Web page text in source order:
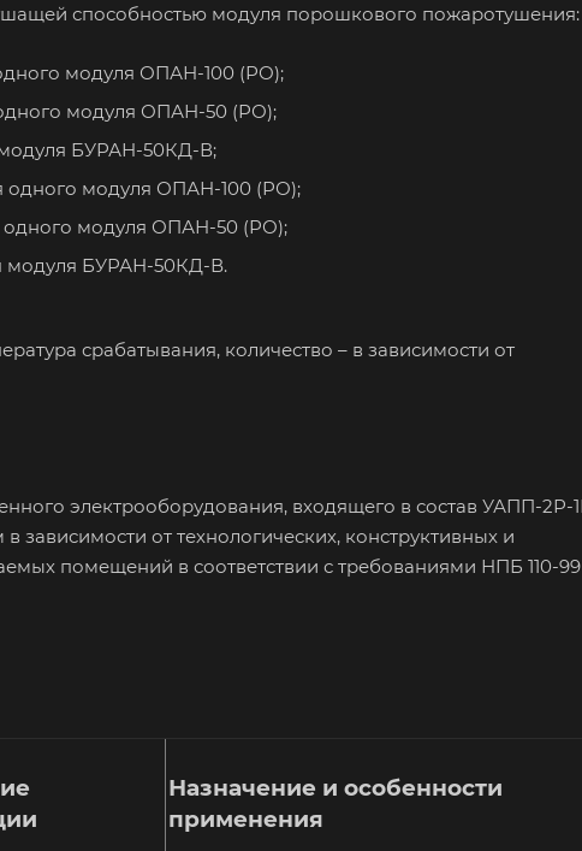
способностью модуля порошкового пожаротушения:
модуля ОПАН-100 (РО);
модуля ОПАН-50 (РО);
БУРАН-50КД-В;
одного модуля ОПАН-100 (РО);
одного модуля ОПАН-50 (РО);
модуля БУРАН-50КД-В.
срабатывания, количество – в зависимости от
электрооборудования, входящего в состав УАПП-2Р-
от технологических, конструктивных и
помещений в соответствии с требованиями НПБ 110-
Назначение и особенности
применения